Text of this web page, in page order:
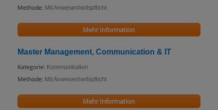
Methode: Mit Anwesenheitspflicht
Mehr Information
Master Management, Communication & IT
Kategorie: Kommunikation
Methode: Mit Anwesenheitspflicht
Mehr Information